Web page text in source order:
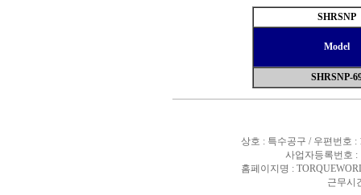
SHRSNP
Model
SHRSNP-
상호 : 특수공구 / 우편번호 :
사업자등록번호 :
홈페이지명 :
근무시